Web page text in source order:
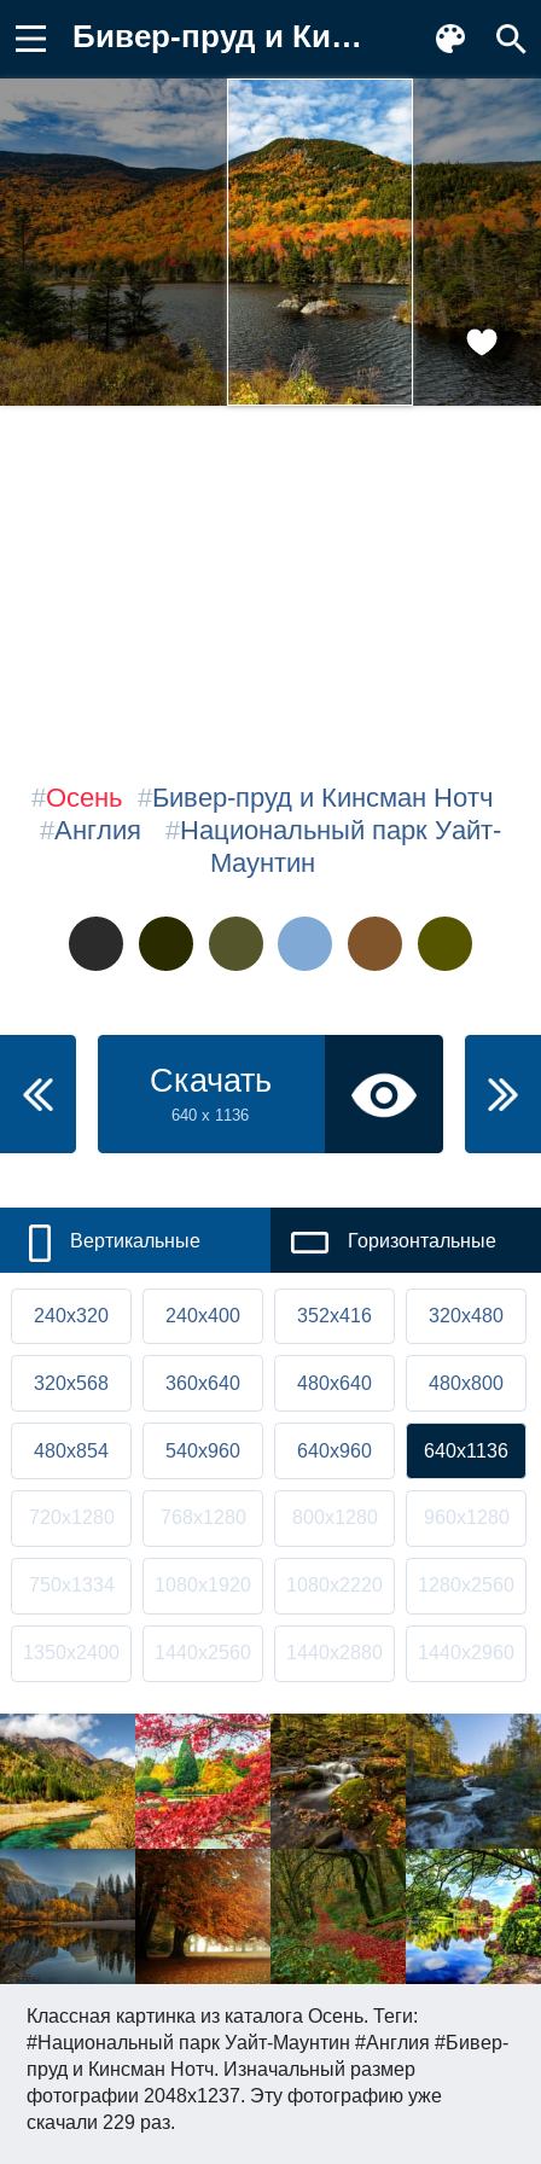
Бивер-пруд и Кинсман Нотч, Англия Обои для телефона
Классная картинка из каталога Осень. Теги:
#Национальный парк Уайт-Маунтин #Англия #Бивер-
пруд и Кинсман Нотч. Изначальный размер
фотографии 2048x1237. Эту фотографию уже
скачали 229 раз.
#Осень #Бивер-пруд и Кинсман Нотч
#Англия #Национальный парк Уайт-
Маунтин
Скачать
640 x 1136
Вертикальные Горизонтальные
240x320 240x400 352x416 320x480
320x568 360x640 480x640 480x800
480x854 540x960 640x960 640x1136
720x1280 768x1280 800x1280 960x1280
750x1334 1080x1920 1080x2220 1280x2560
1350x2400 1440x2560 1440x2880 1440x2960